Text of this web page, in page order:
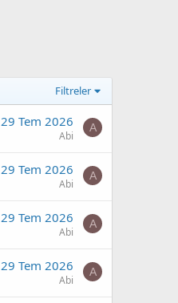
Filtreler
29 Tem 2026
Abi
A
29 Tem 2026
Abi
A
29 Tem 2026
Abi
A
29 Tem 2026
Abi
A